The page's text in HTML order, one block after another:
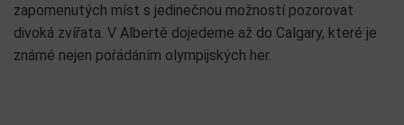
zapomenutých míst s jedinečnou možností pozorovat
divoká zvířata. V Albertě dojedeme až do Calgary, které je
známé nejen pořádáním olympijských her.